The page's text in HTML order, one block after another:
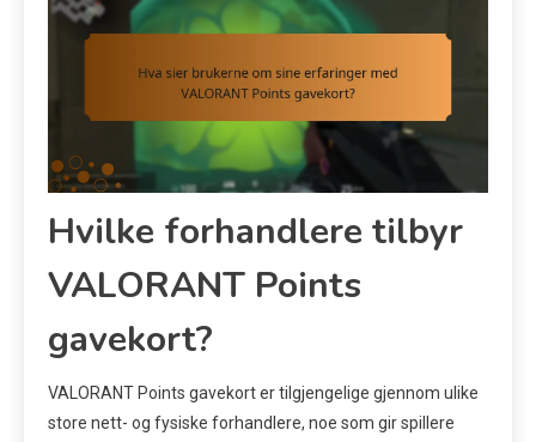
Hvilke forhandlere tilbyr
VALORANT Points
gavekort?
VALORANT Points gavekort er tilgjengelige gjennom ulike
store nett- og fysiske forhandlere, noe som gir spillere